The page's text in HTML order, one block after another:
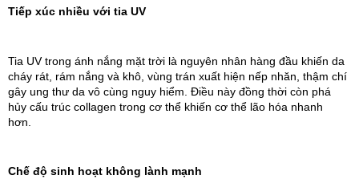
Tiếp xúc nhiều với tia UV
Tia UV trong ánh nắng mặt trời là nguyên nhân hàng đầu khiến da
cháy rát, rám nắng và khô, vùng trán xuất hiện nếp nhăn, thậm chí
gây ung thư da vô cùng nguy hiểm. Điều này đồng thời còn phá
hủy cấu trúc collagen trong cơ thể khiến cơ thể lão hóa nhanh
hơn.
Chế độ sinh hoạt không lành mạnh